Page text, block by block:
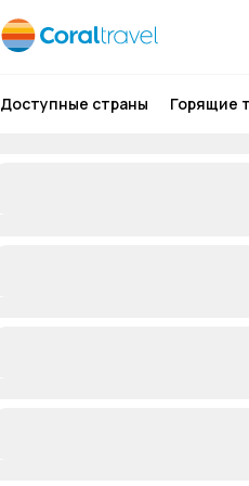
Доступные страны Горящие